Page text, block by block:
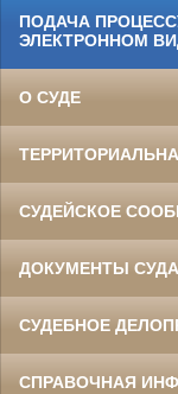
ПОДАЧА
ЭЛЕКТРОННОМ
О СУДЕ
СУДЕЙСКОЕ
ДОКУМЕНТЫ СУДА
СУДЕБНОЕ
СПРАВОЧНАЯ